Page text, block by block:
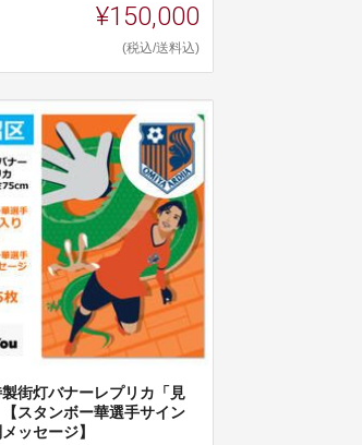
¥150,000
(税込/送料込)
街灯バナーレプリカ「見
スタンボー華選手サイン
ッセージ】